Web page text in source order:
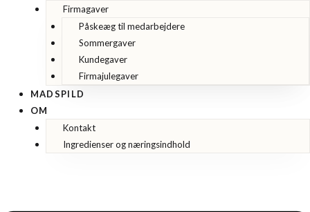
Firmagaver
Påskeæg til medarbejdere
Sommergaver
Kundegaver
Firmajulegaver
MADSPILD
OM
Kontakt
Ingredienser og næringsindhold